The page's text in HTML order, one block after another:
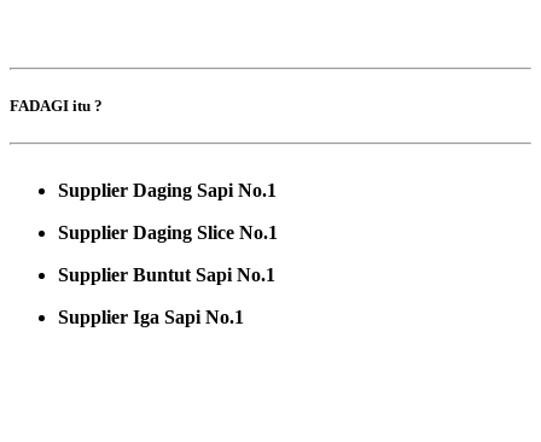
FADAGI itu ?
Supplier Daging Sapi No.1
Supplier Daging Slice No.1
Supplier Buntut Sapi No.1
Supplier Iga Sapi No.1